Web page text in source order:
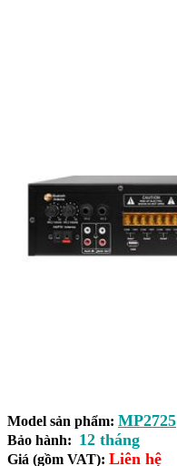
Model sản phẩm: MP2725
Bảo hành: 12 tháng
Giá (gồm VAT): Liên hệ